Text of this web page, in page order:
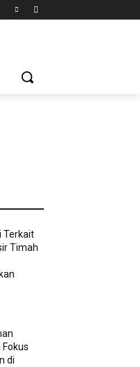
Terkait
Timah
di